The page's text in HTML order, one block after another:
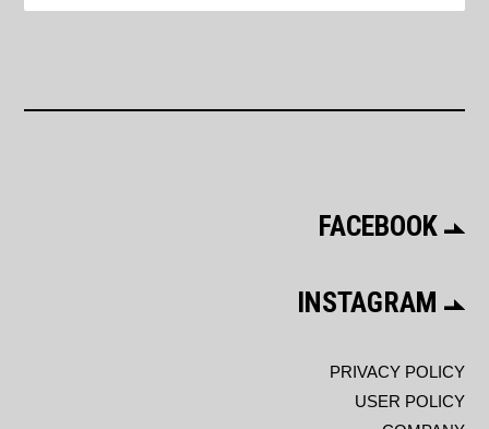
FACEBOOK
INSTAGRAM
PRIVACY POLICY
USER POLICY